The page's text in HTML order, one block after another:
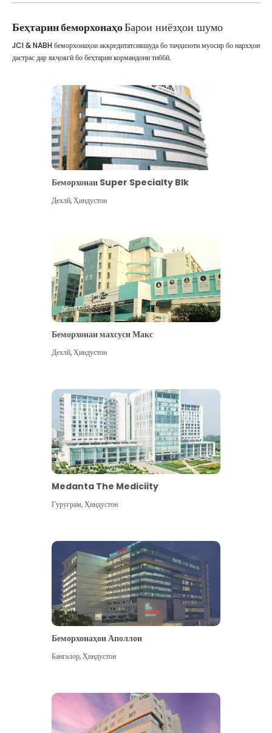
Беҳтарин беморхонаҳоБарои ниёзҳои шумо
Бештар дидан
JCI & NABH беморхонаҳои аккредитатсияшуда бо таҷҳизоти муосир бо нархҳои
дастрас дар якҷоягӣ бо беҳтарин кормандони тиббӣ.
Беморхонаи Super Specialty Blk
Дехлй,Ҳиндустон
Беморхонаи махсуси Макс
Дехлй,Ҳиндустон
Medanta The Mediciity
Гуруграм,Ҳиндустон
Беморхонаҳои Аполлон
Бангалор,Ҳиндустон